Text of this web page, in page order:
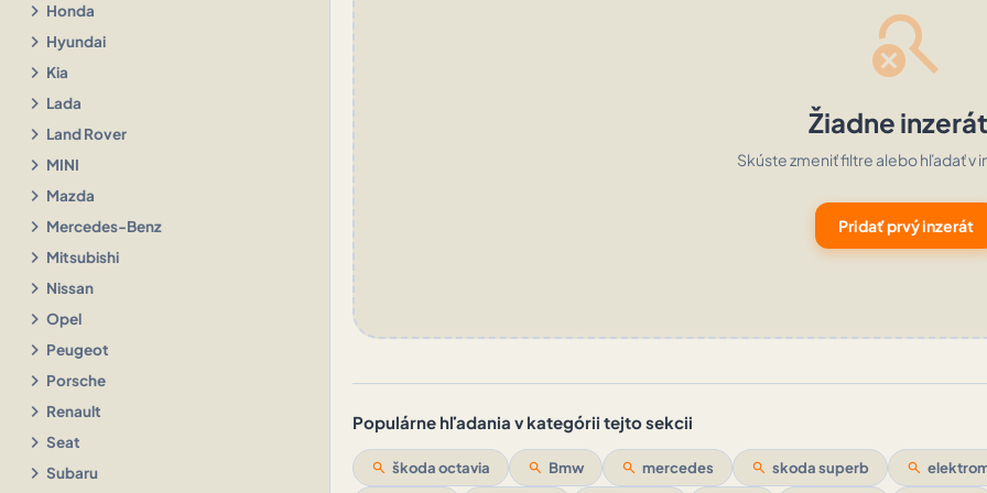
chevron_right Honda
chevron_right Hyundai
chevron_right Kia
chevron_right Lada
chevron_right Land Rover
chevron_right MINI
chevron_right Mazda
chevron_right Mercedes-Benz
chevron_right Mitsubishi
chevron_right Nissan
chevron_right Opel
chevron_right Peugeot
chevron_right Porsche
chevron_right Renault
chevron_right Seat
chevron_right Subaru
search_off
Žiadne
Skúste zmeniť filtre alebo hľadať v
Pridať prvý inzerát
Populárne hľadania v kategórii tejto sekcii
search škoda octavia search Bmw search mercedes search skoda superb search